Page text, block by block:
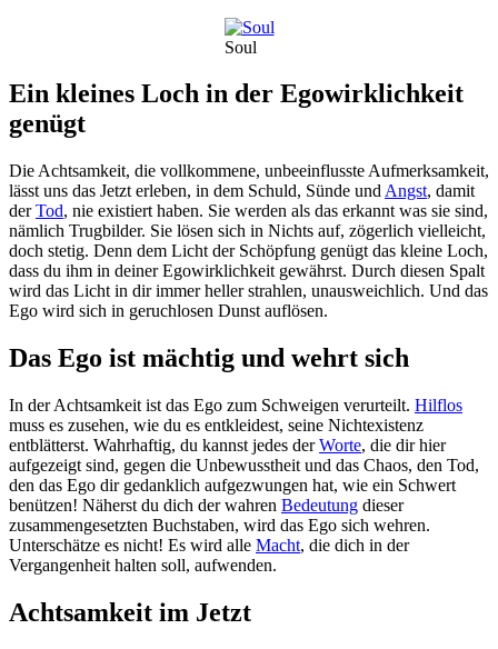
Soul
Ein kleines Loch in der Egowirklichkeit
genügt
Die Achtsamkeit, die vollkommene, unbeeinflusste Aufmerksamkeit,
lässt uns das Jetzt erleben, in dem Schuld, Sünde und Angst, damit
derTod, nie existiert haben. Sie werden als das erkannt was sie sind,
nämlich Trugbilder. Sie lösen sich in Nichts auf, zögerlich vielleicht,
doch stetig. Denn dem Licht der Schöpfung genügt das kleine Loch,
dass du ihm in deiner Egowirklichkeit gewährst. Durch diesen Spalt
wird das Licht in dir immer heller strahlen, unausweichlich. Und das
Ego wird sich in geruchlosen Dunst auflösen.
Das Ego ist mächtig und wehrt sich
In der Achtsamkeit ist das Ego zum Schweigen verurteilt. Hilflos
muss es zusehen, wie du es entkleidest, seine Nichtexistenz
entblätterst. Wahrhaftig, du kannst jedes derWorte, die dir hier
aufgezeigt sind, gegen die Unbewusstheit und das Chaos, den Tod,
den das Ego dir gedanklich aufgezwungen hat, wie ein Schwert
benützen! Näherst du dich der wahren Bedeutung dieser
zusammengesetzten Buchstaben, wird das Ego sich wehren.
Unterschätze es nicht! Es wird alle Macht, die dich in der
Vergangenheit halten soll, aufwenden.
Achtsamkeit im Jetzt